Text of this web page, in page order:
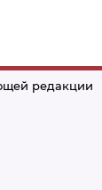
редакции